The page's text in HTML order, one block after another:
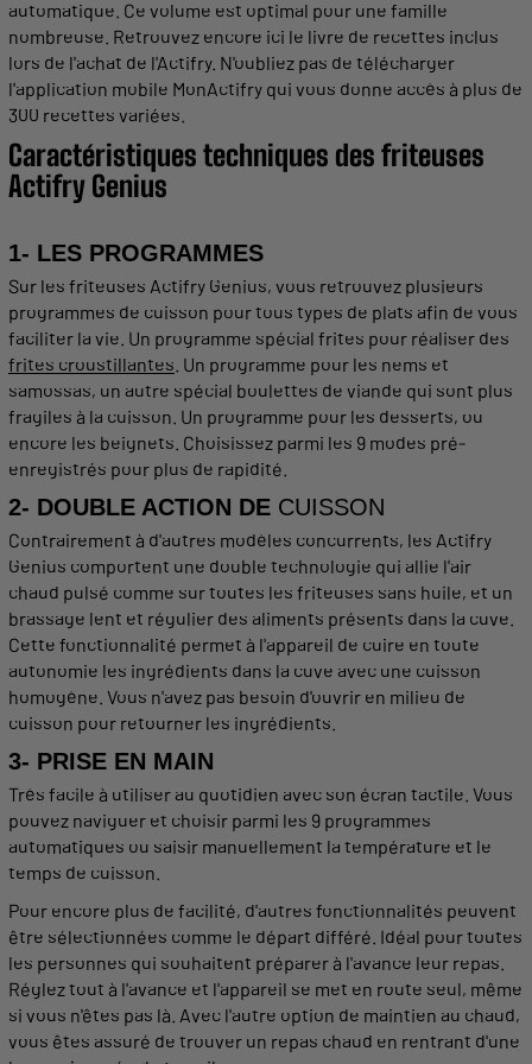
automatique. Ce volume est optimal pour une famille
nombreuse. Retrouvez encore ici le livre de recettes inclus
lors de l'achat de l'Actifry. N'oubliez pas de télécharger
l'application mobile MonActifry qui vous donne accès à plus de
300 recettes variées.
Caractéristiques techniques des friteuses
Actifry Genius
1- LES PROGRAMMES
Sur les friteuses Actifry Genius, vous retrouvez plusieurs
programmes de cuisson pour tous types de plats afin de vous
faciliter la vie. Un programme spécial frites pour réaliser des
frites croustillantes. Un programme pour les nems et
samossas, un autre spécial boulettes de viande qui sont plus
fragiles à la cuisson. Un programme pour les desserts, ou
encore les beignets. Choisissez parmi les 9 modes pré-
enregistrés pour plus de rapidité.
2- DOUBLE ACTION DE CUISSON
Contrairement à d'autres modèles concurrents, les Actifry
Genius comportent une double technologie qui allie l'air
chaud pulsé comme sur toutes les friteuses sans huile, et un
brassage lent et régulier des aliments présents dans la cuve.
Cette fonctionnalité permet à l'appareil de cuire en toute
autonomie les ingrédients dans la cuve avec une cuisson
homogène. Vous n'avez pas besoin d'ouvrir en milieu de
cuisson pour retourner les ingrédients.
3- PRISE EN MAIN
Très facile à utiliser au quotidien avec son écran tactile. Vous
pouvez naviguer et choisir parmi les 9 programmes
automatiques ou saisir manuellement la température et le
temps de cuisson.
Pour encore plus de facilité, d'autres fonctionnalités peuvent
être sélectionnées comme le départ différé. Idéal pour toutes
les personnes qui souhaitent préparer à l'avance leur repas.
Réglez tout à l'avance et l'appareil se met en route seul, même
si vous n'êtes pas là. Avec l'autre option de maintien au chaud,
vous êtes assuré de trouver un repas chaud en rentrant d'une